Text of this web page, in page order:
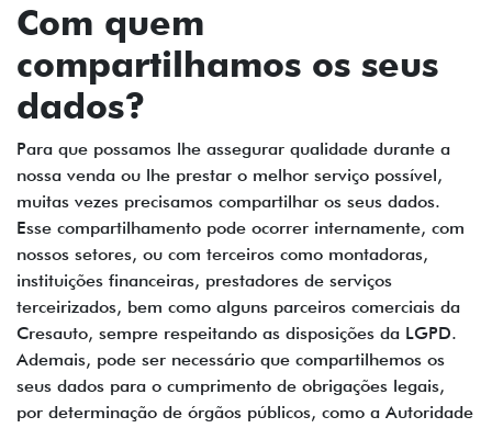
Com quem
compartilhamos os seus
dados?
Para que possamos lhe assegurar qualidade durante a
nossa venda ou lhe prestar o melhor serviço possível,
muitas vezes precisamos compartilhar os seus dados.
Esse compartilhamento pode ocorrer internamente, com
nossos setores, ou com terceiros como montadoras,
instituições financeiras, prestadores de serviços
terceirizados, bem como alguns parceiros comerciais da
Cresauto, sempre respeitando as disposições da LGPD.
Ademais, pode ser necessário que compartilhemos os
seus dados para o cumprimento de obrigações legais,
por determinação de órgãos públicos, como a Autoridade